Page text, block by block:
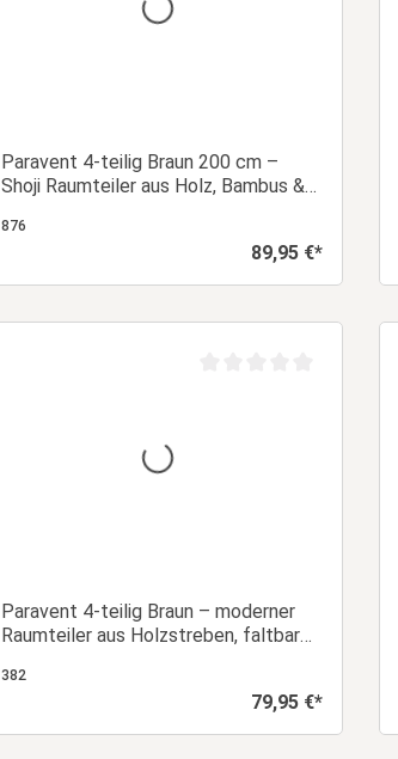
Paravent 4-teilig Braun 200 cm –
Shoji Raumteiler aus Holz, Bambus &
876
Regulärer Preis:
89,95 €*
Paravent 4-teilig Braun – moderner
Raumteiler aus Holzstreben, faltbarer
382
Regulärer Preis:
79,95 €*